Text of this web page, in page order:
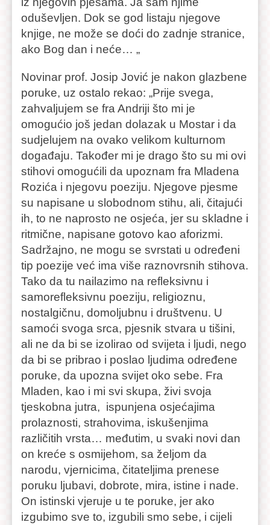
oduševljen. Dok se god listaju njegove
knjige, ne može se doći do zadnje stranice,
ako Bog dan i neće… „
Novinar prof. Josip Jović je nakon glazbene
poruke, uz ostalo rekao: „Prije svega,
zahvaljujem se fra Andriji što mi je
omogućio još jedan dolazak u Mostar i da
sudjelujem na ovako velikom kulturnom
događaju. Također mi je drago što su mi ovi
stihovi omogućili da upoznam fra Mladena
Rozića i njegovu poeziju. Njegove pjesme
su napisane u slobodnom stihu, ali, čitajući
ih, to ne naprosto ne osjeća, jer su skladne i
ritmične, napisane gotovo kao aforizmi.
Sadržajno, ne mogu se svrstati u određeni
tip poezije već ima više raznovrsnih stihova.
Tako da tu nailazimo na refleksivnu i
samorefleksivnu poeziju, religioznu,
nostalgičnu, domoljubnu i društvenu. U
samoći svoga srca, pjesnik stvara u tišini,
ali ne da bi se izolirao od svijeta i ljudi, nego
da bi se pribrao i poslao ljudima određene
poruke, da upozna svijet oko sebe. Fra
Mladen, kao i mi svi skupa, živi svoja
tjeskobna jutra, ispunjena osjećajima
prolaznosti, strahovima, iskušenjima
različitih vrsta… međutim, u svaki novi dan
on kreće s osmijehom, sa željom da
narodu, vjernicima, čitateljima prenese
poruku ljubavi, dobrote, mira, istine i nade.
On istinski vjeruje u te poruke, jer ako
izgubimo sve to, izgubili smo sebe, i cijeli